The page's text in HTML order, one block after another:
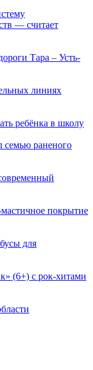
— считает
Тара – Усть-
линиях
ребёнка в школу
раненого
покрытие
для
(6+) с рок-хитами